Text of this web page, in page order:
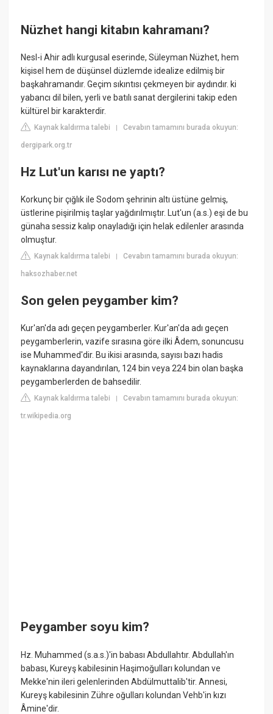
Nüzhet hangi kitabın kahramanı?
Nesl-i Ahir adlı kurgusal eserinde, Süleyman Nüzhet, hem
kişisel hem de düşünsel düzlemde idealize edilmiş bir
başkahramandır. Geçim sıkıntısı çekmeyen bir aydındır. ki
yabancı dil bilen, yerli ve batılı sanat dergilerini takip eden
kültürel bir karakterdir.
Kaynak kaldırma talebi |Cevabın tamamını burada okuyun:
dergipark.org.tr
Hz Lut'un karısı ne yaptı?
Korkunç bir çığlık ile Sodom şehrinin altı üstüne gelmiş,
üstlerine pişirilmiş taşlar yağdırılmıştır. Lut'un (a.s.) eşi de bu
günaha sessiz kalıp onayladığı için helak edilenler arasında
olmuştur.
Kaynak kaldırma talebi |Cevabın tamamını burada okuyun:
haksozhaber.net
Son gelen peygamber kim?
Kur'an'da adı geçen peygamberler. Kur'an'da adı geçen
peygamberlerin, vazife sırasına göre ilki Âdem, sonuncusu
ise Muhammed'dir. Bu ikisi arasında, sayısı bazı hadis
kaynaklarına dayandırılan, 124 bin veya 224 bin olan başka
peygamberlerden de bahsedilir.
Kaynak kaldırma talebi |Cevabın tamamını burada okuyun:
tr.wikipedia.org
Peygamber soyu kim?
Hz. Muhammed (s.a.s.)'in babası Abdullahtır. Abdullah'ın
babası, Kureyş kabilesinin Haşimoğulları kolundan ve
Mekke'nin ileri gelenlerinden Abdülmuttalib'tir. Annesi,
Kureyş kabilesinin Zühre oğulları kolundan Vehb'in kızı
Âmine'dir.